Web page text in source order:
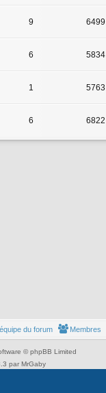
9 6499
6 5834
1 5763
6 6822
Membres
du forum
© phpBB Limited
par MrGaby